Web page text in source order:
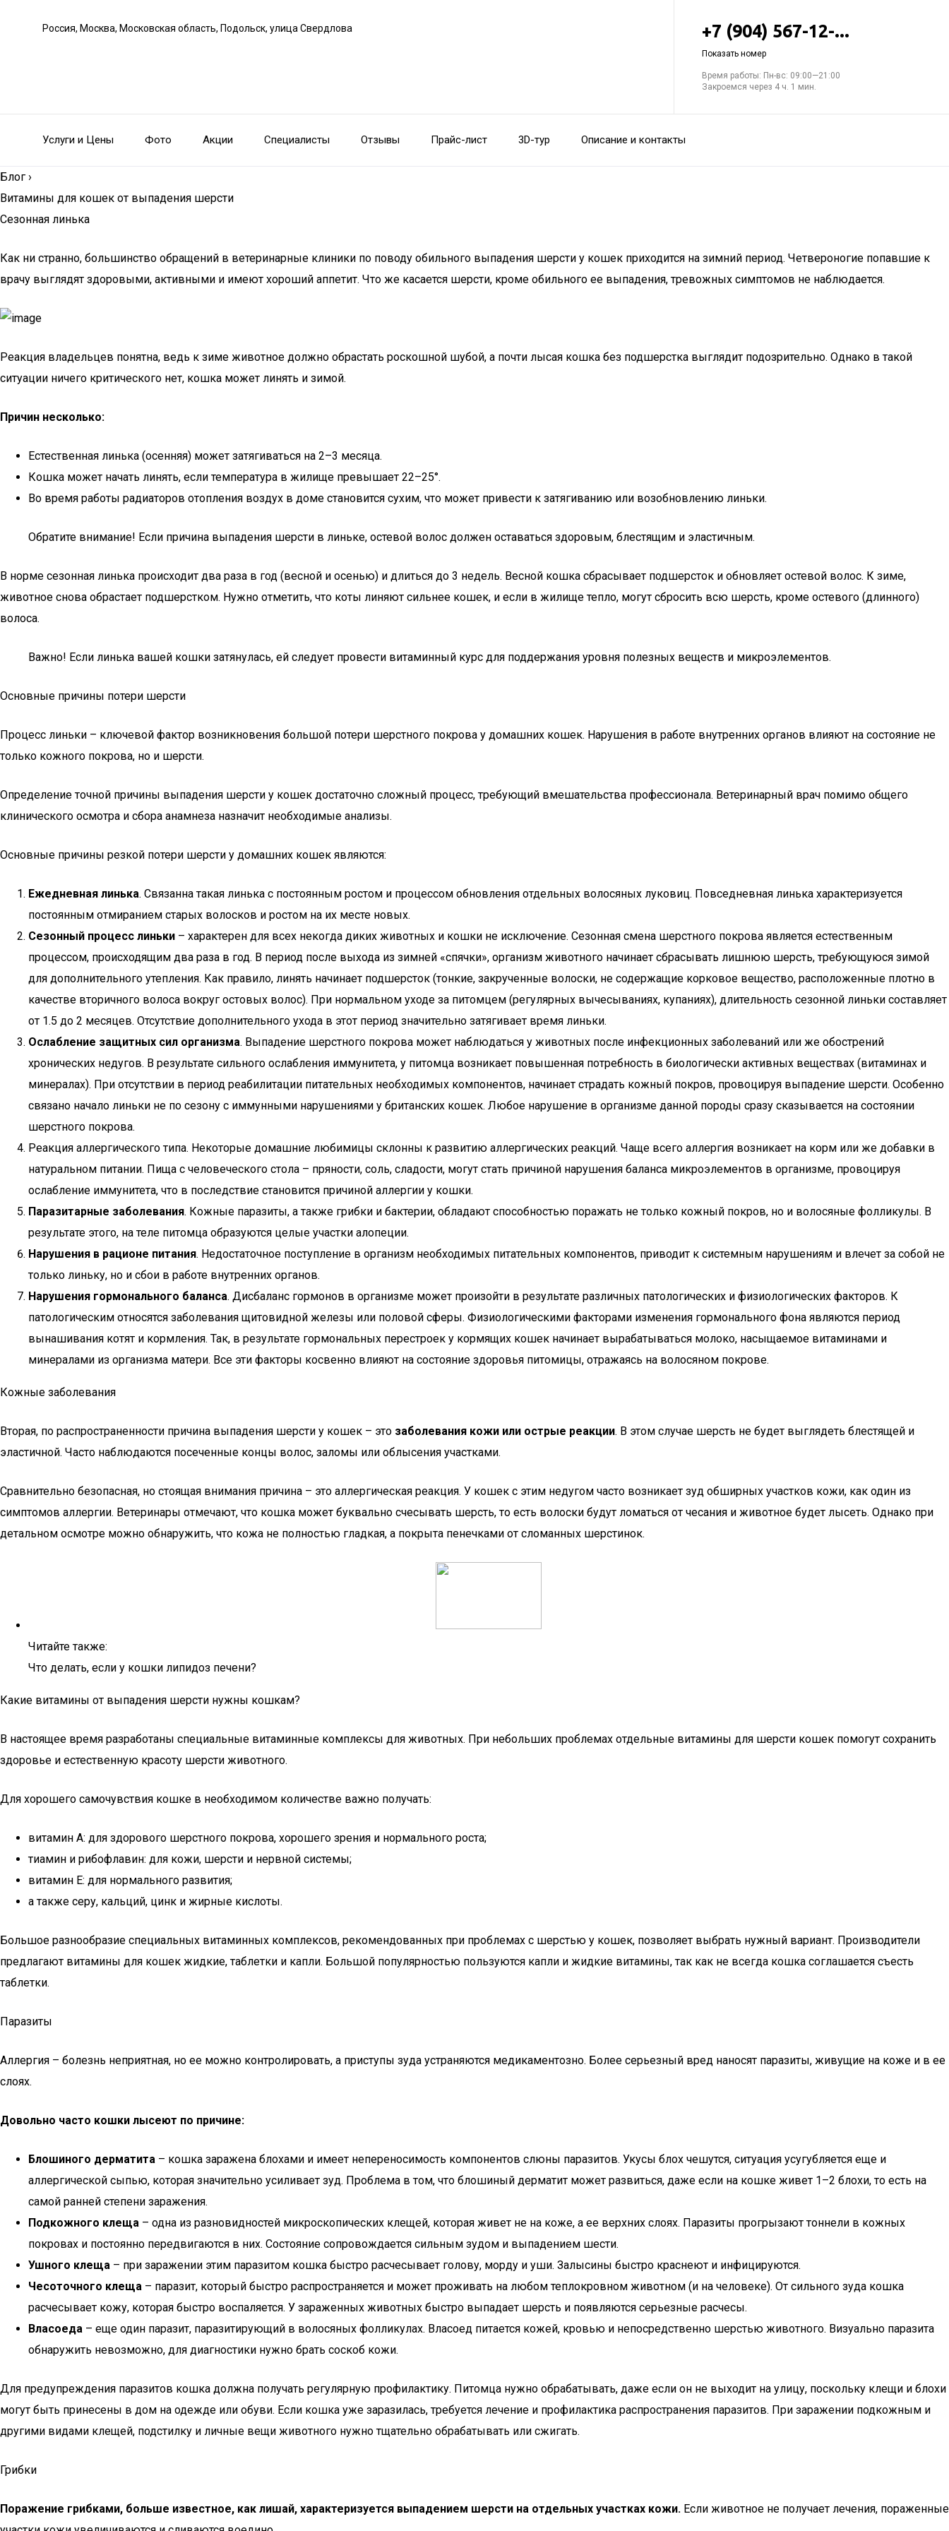
Россия, Москва, Московская область, Подольск, улица Свердлова +7 (904) 567-12-...
Показать номер
Время работы: Пн-вс: 09:00—21:00
Закроемся через 4 ч. 1 мин.
Услуги и Цены Фото Акции Специалисты Отзывы Прайс-лист 3D-тур Описание и контакты
Блог ›
Витамины для кошек от выпадения шерсти
Сезонная линька
Как ни странно, большинство обращений в ветеринарные клиники по поводу обильного выпадения шерсти у кошек приходится на зимний период. Четвероногие попавшие к
врачу выглядят здоровыми, активными и имеют хороший аппетит. Что же касается шерсти, кроме обильного ее выпадения, тревожных симптомов не наблюдается.
Реакция владельцев понятна, ведь к зиме животное должно обрастать роскошной шубой, а почти лысая кошка без подшерстка выглядит подозрительно. Однако в такой
ситуации ничего критического нет, кошка может линять и зимой.
Причин несколько:
Естественная линька (осенняя) может затягиваться на 2–3 месяца.
Кошка может начать линять, если температура в жилище превышает 22–25°.
Во время работы радиаторов отопления воздух в доме становится сухим, что может привести к затягиванию или возобновлению линьки.
Обратите внимание! Если причина выпадения шерсти в линьке, остевой волос должен оставаться здоровым, блестящим и эластичным.
В норме сезонная линька происходит два раза в год (весной и осенью) и длиться до 3 недель. Весной кошка сбрасывает подшерсток и обновляет остевой волос. К зиме,
животное снова обрастает подшерстком. Нужно отметить, что коты линяют сильнее кошек, и если в жилище тепло, могут сбросить всю шерсть, кроме остевого (длинного)
волоса.
Важно! Если линька вашей кошки затянулась, ей следует провести витаминный курс для поддержания уровня полезных веществ и микроэлементов.
Основные причины потери шерсти
Процесс линьки – ключевой фактор возникновения большой потери шерстного покрова у домашних кошек. Нарушения в работе внутренних органов влияют на состояние не
только кожного покрова, но и шерсти.
Определение точной причины выпадения шерсти у кошек достаточно сложный процесс, требующий вмешательства профессионала. Ветеринарный врач помимо общего
клинического осмотра и сбора анамнеза назначит необходимые анализы.
Основные причины резкой потери шерсти у домашних кошек являются:
Ежедневная линька. Связанна такая линька с постоянным ростом и процессом обновления отдельных волосяных луковиц. Повседневная линька характеризуется
постоянным отмиранием старых волосков и ростом на их месте новых.
Сезонный процесс линьки – характерен для всех некогда диких животных и кошки не исключение. Сезонная смена шерстного покрова является естественным
процессом, происходящим два раза в год. В период после выхода из зимней «спячки», организм животного начинает сбрасывать лишнюю шерсть, требующуюся зимой
для дополнительного утепления. Как правило, линять начинает подшерсток (тонкие, закрученные волоски, не содержащие корковое вещество, расположенные плотно в
качестве вторичного волоса вокруг остовых волос). При нормальном уходе за питомцем (регулярных вычесываниях, купаниях), длительность сезонной линьки составляет
от 1.5 до 2 месяцев. Отсутствие дополнительного ухода в этот период значительно затягивает время линьки.
Ослабление защитных сил организма. Выпадение шерстного покрова может наблюдаться у животных после инфекционных заболеваний или же обострений
хронических недугов. В результате сильного ослабления иммунитета, у питомца возникает повышенная потребность в биологически активных веществах (витаминах и
минералах). При отсутствии в период реабилитации питательных необходимых компонентов, начинает страдать кожный покров, провоцируя выпадение шерсти. Особенно
связано начало линьки не по сезону с иммунными нарушениями у британских кошек. Любое нарушение в организме данной породы сразу сказывается на состоянии
шерстного покрова.
Реакция аллергического типа. Некоторые домашние любимицы склонны к развитию аллергических реакций. Чаще всего аллергия возникает на корм или же добавки в
натуральном питании. Пища с человеческого стола – пряности, соль, сладости, могут стать причиной нарушения баланса микроэлементов в организме, провоцируя
ослабление иммунитета, что в последствие становится причиной аллергии у кошки.
Паразитарные заболевания. Кожные паразиты, а также грибки и бактерии, обладают способностью поражать не только кожный покров, но и волосяные фолликулы. В
результате этого, на теле питомца образуются целые участки алопеции.
Нарушения в рационе питания. Недостаточное поступление в организм необходимых питательных компонентов, приводит к системным нарушениям и влечет за собой не
только линьку, но и сбои в работе внутренних органов.
Нарушения гормонального баланса. Дисбаланс гормонов в организме может произойти в результате различных патологических и физиологических факторов. К
патологическим относятся заболевания щитовидной железы или половой сферы. Физиологическими факторами изменения гормонального фона являются период
вынашивания котят и кормления. Так, в результате гормональных перестроек у кормящих кошек начинает вырабатываться молоко, насыщаемое витаминами и
минералами из организма матери. Все эти факторы косвенно влияют на состояние здоровья питомицы, отражаясь на волосяном покрове.
Кожные заболевания
Вторая, по распространенности причина выпадения шерсти у кошек – это заболевания кожи или острые реакции. В этом случае шерсть не будет выглядеть блестящей и
эластичной. Часто наблюдаются посеченные концы волос, заломы или облысения участками.
Сравнительно безопасная, но стоящая внимания причина – это аллергическая реакция. У кошек с этим недугом часто возникает зуд обширных участков кожи, как один из
симптомов аллергии. Ветеринары отмечают, что кошка может буквально счесывать шерсть, то есть волоски будут ломаться от чесания и животное будет лысеть. Однако при
детальном осмотре можно обнаружить, что кожа не полностью гладкая, а покрыта пенечками от сломанных шерстинок.
Читайте также:
Что делать, если у кошки липидоз печени?
Какие витамины от выпадения шерсти нужны кошкам?
В настоящее время разработаны специальные витаминные комплексы для животных. При небольших проблемах отдельные витамины для шерсти кошек помогут сохранить
здоровье и естественную красоту шерсти животного.
Для хорошего самочувствия кошке в необходимом количестве важно получать:
витамин А: для здорового шерстного покрова, хорошего зрения и нормального роста;
тиамин и рибофлавин: для кожи, шерсти и нервной системы;
витамин Е: для нормального развития;
а также серу, кальций, цинк и жирные кислоты.
Большое разнообразие специальных витаминных комплексов, рекомендованных при проблемах с шерстью у кошек, позволяет выбрать нужный вариант. Производители
предлагают витамины для кошек жидкие, таблетки и капли. Большой популярностью пользуются капли и жидкие витамины, так как не всегда кошка соглашается съесть
таблетки.
Паразиты
Аллергия – болезнь неприятная, но ее можно контролировать, а приступы зуда устраняются медикаментозно. Более серьезный вред наносят паразиты, живущие на коже и в ее
слоях.
Довольно часто кошки лысеют по причине:
Блошиного дерматита – кошка заражена блохами и имеет непереносимость компонентов слюны паразитов. Укусы блох чешутся, ситуация усугубляется еще и
аллергической сыпью, которая значительно усиливает зуд. Проблема в том, что блошиный дерматит может развиться, даже если на кошке живет 1–2 блохи, то есть на
самой ранней степени заражения.
Подкожного клеща – одна из разновидностей микроскопических клещей, которая живет не на коже, а ее верхних слоях. Паразиты прогрызают тоннели в кожных
покровах и постоянно передвигаются в них. Состояние сопровождается сильным зудом и выпадением шести.
Ушного клеща – при заражении этим паразитом кошка быстро расчесывает голову, морду и уши. Залысины быстро краснеют и инфицируются.
Чесоточного клеща – паразит, который быстро распространяется и может проживать на любом теплокровном животном (и на человеке). От сильного зуда кошка
расчесывает кожу, которая быстро воспаляется. У зараженных животных быстро выпадает шерсть и появляются серьезные расчесы.
Власоеда – еще один паразит, паразитирующий в волосяных фолликулах. Власоед питается кожей, кровью и непосредственно шерстью животного. Визуально паразита
обнаружить невозможно, для диагностики нужно брать соскоб кожи.
Для предупреждения паразитов кошка должна получать регулярную профилактику. Питомца нужно обрабатывать, даже если он не выходит на улицу, поскольку клещи и блохи
могут быть принесены в дом на одежде или обуви. Если кошка уже заразилась, требуется лечение и профилактика распространения паразитов. При заражении подкожным и
другими видами клещей, подстилку и личные вещи животного нужно тщательно обрабатывать или сжигать.
Грибки
Поражение грибками, больше известное, как лишай, характеризуется выпадением шерсти на отдельных участках кожи. Если животное не получает лечения, пораженные